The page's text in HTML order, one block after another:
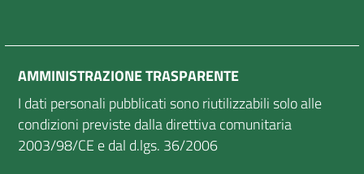
AMMINISTRAZIONE TRASPARENTE
I dati personali pubblicati sono riutilizzabili solo alle
condizioni previste dalla direttiva comunitaria
2003/98/CE e dal d.lgs. 36/2006